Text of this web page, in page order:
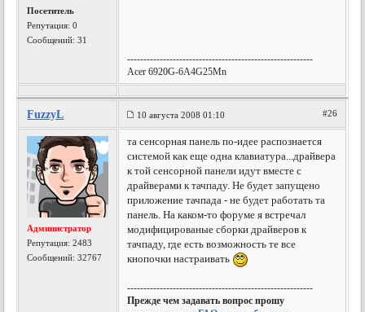
Посетитель
Репутация:0
Сообщений: 31
---------------------------------------------------------
Acer 6920G-6A4G25Mn
FuzzyL 10 августа 2008 01:10 #26
Администратор
Репутация:2483
Сообщений: 32767
та сенсорная панель по-идее распознается
системой как еще одна клавиатура...драйвера
к той сенсорной панели идут вместе с
драйверами к тачпаду. Не будет запущено
приложение тачпада - не будет работать та
панель. На каком-то форуме я встречал
модифицированые сборки драйверов к
тачпаду, где есть возможность те все
кнопочки настраивать
---------------------------------------------------------
Прежде чем задавать вопрос прошу